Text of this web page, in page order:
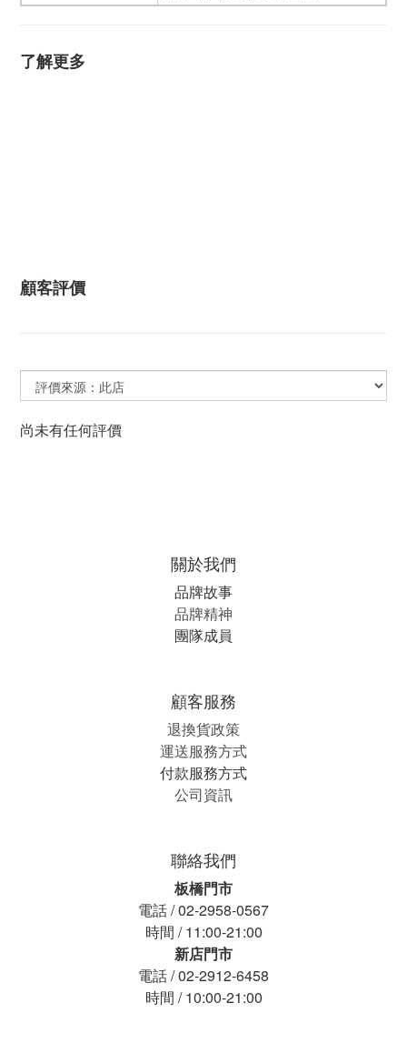
了解更多
顧客評價
尚未有任何評價
關於我們
品牌故事
品牌精神
團隊成員
顧客服務
退換貨政策
運送服務方式
付款服務方式
公司資訊
聯絡我們
板橋門市
電話 / 02-2958-0567
時間 / 11:00-21:00
新店門市
電話 / 02-2912-6458
時間 / 10:00-21:00